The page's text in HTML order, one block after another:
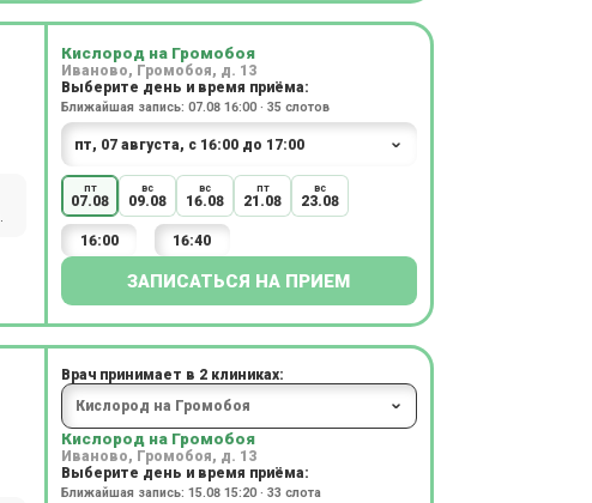
Кислород на Громобоя
Иваново, Громобоя, д. 13
Выберите день и время приёма:
Ближайшая запись: 07.08 16:00 · 35 слотов
пт
07.08
вс
09.08
вс
16.08
пт
21.08
вс
23.08
16:00 16:40
ЗАПИСАТЬСЯ НА ПРИЕМ
Врач принимает в 2 клиниках:
Кислород на Громобоя
Иваново, Громобоя, д. 13
Выберите день и время приёма:
Ближайшая запись: 15.08 15:20 · 33 слота